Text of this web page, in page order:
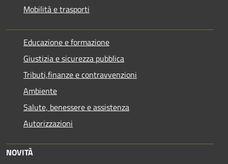
Mobilità e trasporti
Educazione e formazione
Giustizia e sicurezza pubblica
Tributi,finanze e contravvenzioni
Ambiente
Salute, benessere e assistenza
Autorizzazioni
NOVITÀ